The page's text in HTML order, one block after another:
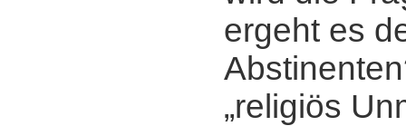
ergeht es
„religiös